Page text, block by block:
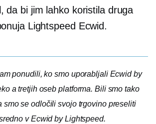
da bi jim lahko koristila druga
Lightspeed Ecwid.
ponudili, ko smo uporabljali Ecwid by
atretjih oseb platforma. Bili smo tako
smo se odločili svojo trgovino preseliti
v Ecwid by Lightspeed.